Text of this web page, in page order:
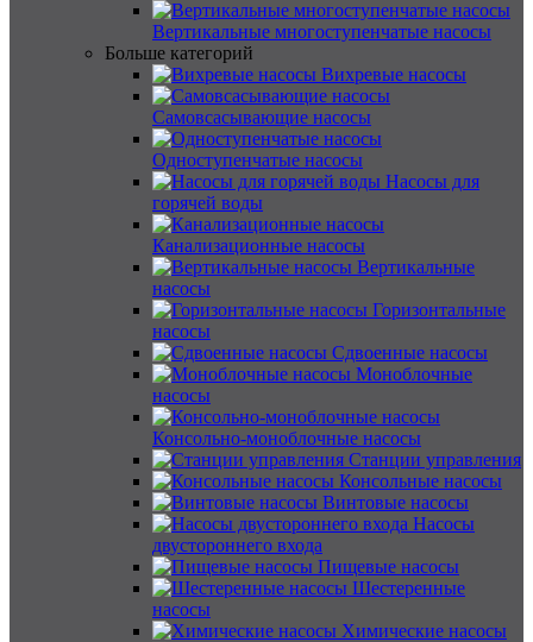
Вертикальные многоступенчатые насосы
Больше категорий
Вихревые насосы
Самовсасывающие насосы
Одноступенчатые насосы
Насосы для
горячей воды
Канализационные насосы
Вертикальные
насосы
Горизонтальные
насосы
Сдвоенные насосы
Моноблочные
насосы
Консольно-моноблочные насосы
Станции управления
Консольные насосы
Винтовые насосы
Насосы
двустороннего входа
Пищевые насосы
Шестеренные
насосы
Химические насосы